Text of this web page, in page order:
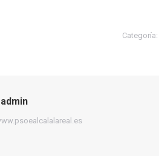
Categoría:
admin